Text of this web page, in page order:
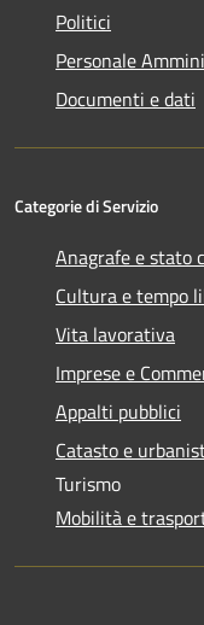
Politici
Personale
Documenti e dati
Categorie di Servizio
Anagrafe e stato
Cultura e tempo
Vita lavorativa
Imprese e
Appalti pubblici
Catasto e
Turismo
Mobilità e